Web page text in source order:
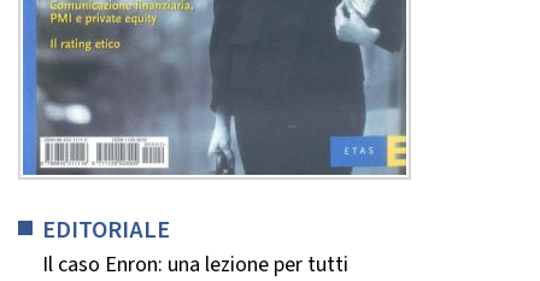
EDITORIALE
Il caso Enron: una lezione per tutti